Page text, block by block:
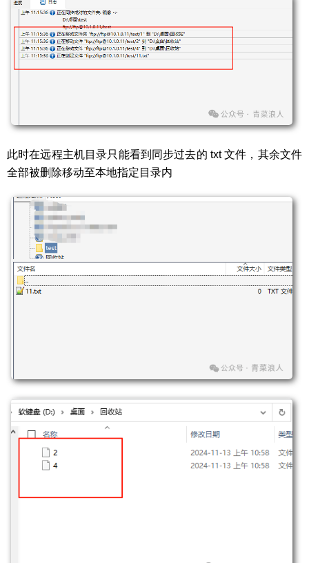
此时在远程主机目录只能看到同步过去的 txt 文件，其余文件
全部被删除移动至本地指定目录内